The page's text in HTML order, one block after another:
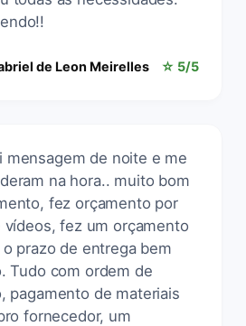
de Leon Meirelles ☆ 5/5
mensagem de noite e me
na hora.. muito bom
fez orçamento por
fez um orçamento
prazo de entrega bem
Tudo com ordem de
pagamento de materiais
fornecedor, um